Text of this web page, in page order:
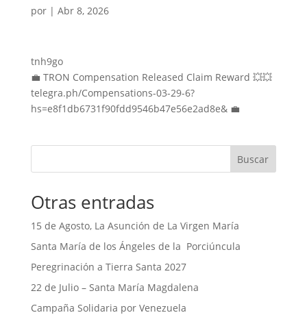
por | Abr 8, 2026
tnh9go
💼 TRON Compensation Released Claim Reward 💥💥
telegra.ph/Compensations-03-29-6?
hs=e8f1db6731f90fdd9546b47e56e2ad8e& 💼
Buscar
Otras entradas
15 de Agosto, La Asunción de La Virgen María
Santa María de los Ángeles de la Porciúncula
Peregrinación a Tierra Santa 2027
22 de Julio – Santa María Magdalena
Campaña Solidaria por Venezuela